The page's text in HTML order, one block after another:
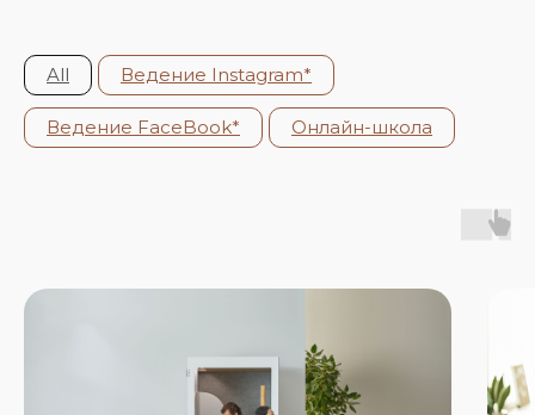
All Ведение Instagram*
Ведение FaceBook* Онлайн-школа